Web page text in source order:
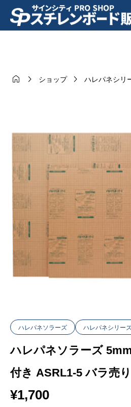
  ショップ  ハレパネシリ
ハレパネソラーズ ハレパネシリー
ハレパネソラーズ
付き ASRL1-5 バラ売り
¥1,700